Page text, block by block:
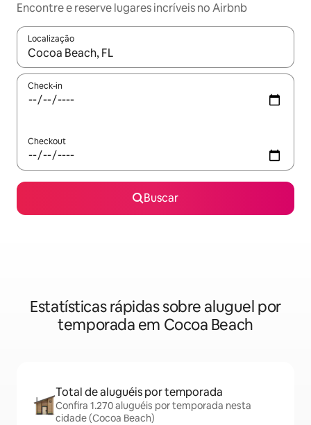
Encontre e reserve lugares incríveis no Airbnb
Localização
Quando os resultados estiverem disponíveis, explore-os
Check-in
Checkout
Buscar
Estatísticas rápidas sobre aluguel por
temporada em Cocoa Beach
Total de aluguéis por temporada
Confira 1.270 aluguéis por temporada nesta
cidade (Cocoa Beach)